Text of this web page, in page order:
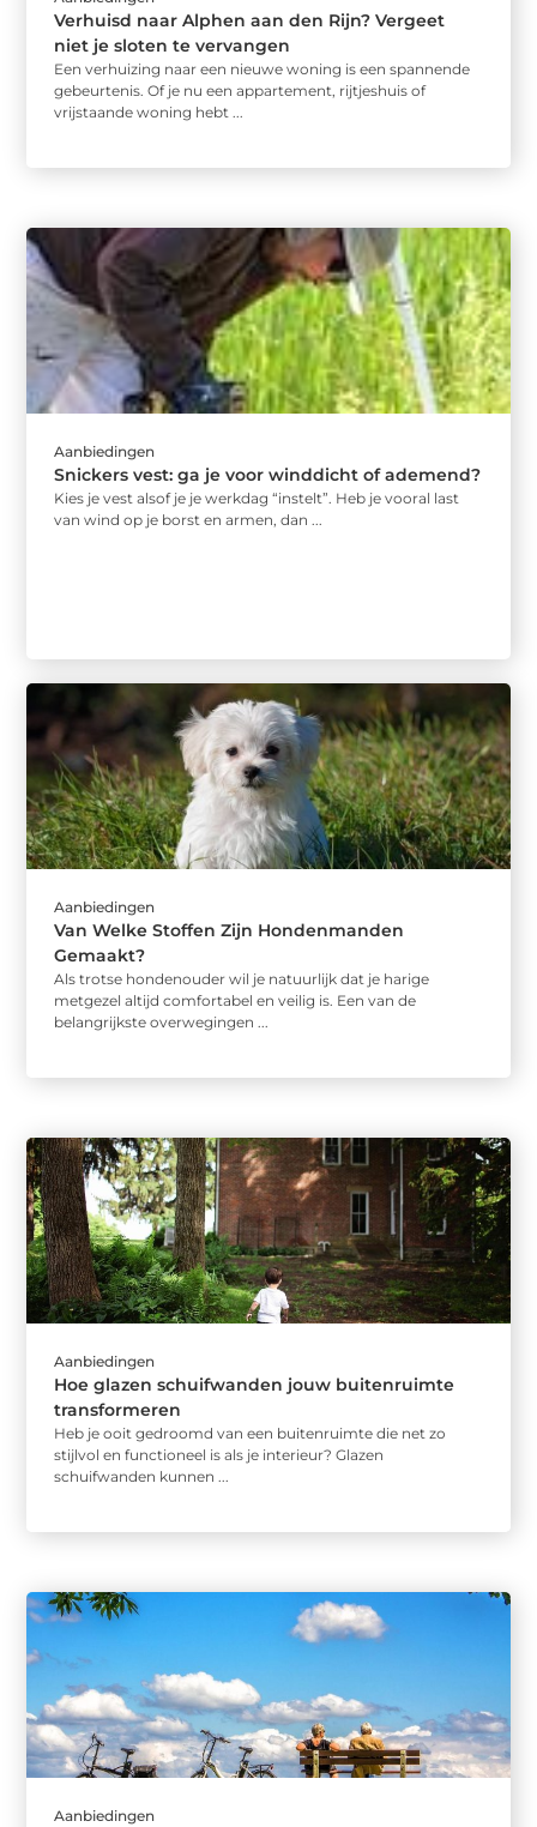
Verhuisd naar Alphen aan den Rijn? Vergeet
niet je sloten te vervangen
Een verhuizing naar een nieuwe woning is een spannende
gebeurtenis. Of je nu een appartement, rijtjeshuis of
vrijstaande woning hebt ...
Aanbiedingen
Snickers vest: ga je voor winddicht of ademend?
Kies je vest alsof je je werkdag “instelt”. Heb je vooral last
van wind op je borst en armen, dan ...
Aanbiedingen
Van Welke Stoffen Zijn Hondenmanden
Gemaakt?
Als trotse hondenouder wil je natuurlijk dat je harige
metgezel altijd comfortabel en veilig is. Een van de
belangrijkste overwegingen ...
Aanbiedingen
Hoe glazen schuifwanden jouw buitenruimte
transformeren
Heb je ooit gedroomd van een buitenruimte die net zo
stijlvol en functioneel is als je interieur? Glazen
schuifwanden kunnen ...
Aanbiedingen